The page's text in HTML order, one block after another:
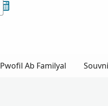
Pwofil Ab Familyal Souvni